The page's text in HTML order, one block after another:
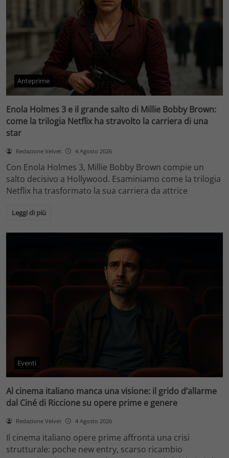
Anteprime
Enola Holmes 3 e il grande salto di Millie Bobby Brown:
come la trilogia Netflix ha stravolto la carriera di una
star
Redazione Velvet 4 Agosto 2026
Con Enola Holmes 3, Millie Bobby Brown compie un
salto decisivo a Hollywood. Esaminiamo come la trilogia
Netflix ha trasformato la sua carriera da attrice
Leggi di più
Eventi
Al cinema italiano manca una visione: il grido d’allarme
dal Ciné di Riccione su opere prime e genere
Redazione Velvet 4 Agosto 2026
Il cinema italiano opere prime affronta una crisi
strutturale: poche new entry, scarso ricambio